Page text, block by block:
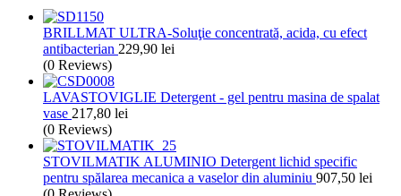
BRILLMAT ULTRA-Soluţie concentrată, acida, cu efect
antibacterian 229,90 lei
(0 Reviews)
LAVASTOVIGLIE Detergent - gel pentru masina de spalat
vase 217,80 lei
(0 Reviews)
STOVILMATIK ALUMINIO Detergent lichid specific
pentru spălarea mecanica a vaselor din aluminiu 907,50 lei